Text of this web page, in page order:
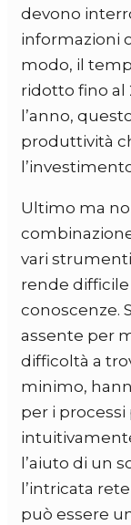
devono
informazioni
modo, il
ridotto fino al
l’anno,
produttività
Ultimo ma
vari
rende
conoscenze.
assente per
difficoltà a
minimo,
per i
l’aiuto di un
l’intricata
può essere